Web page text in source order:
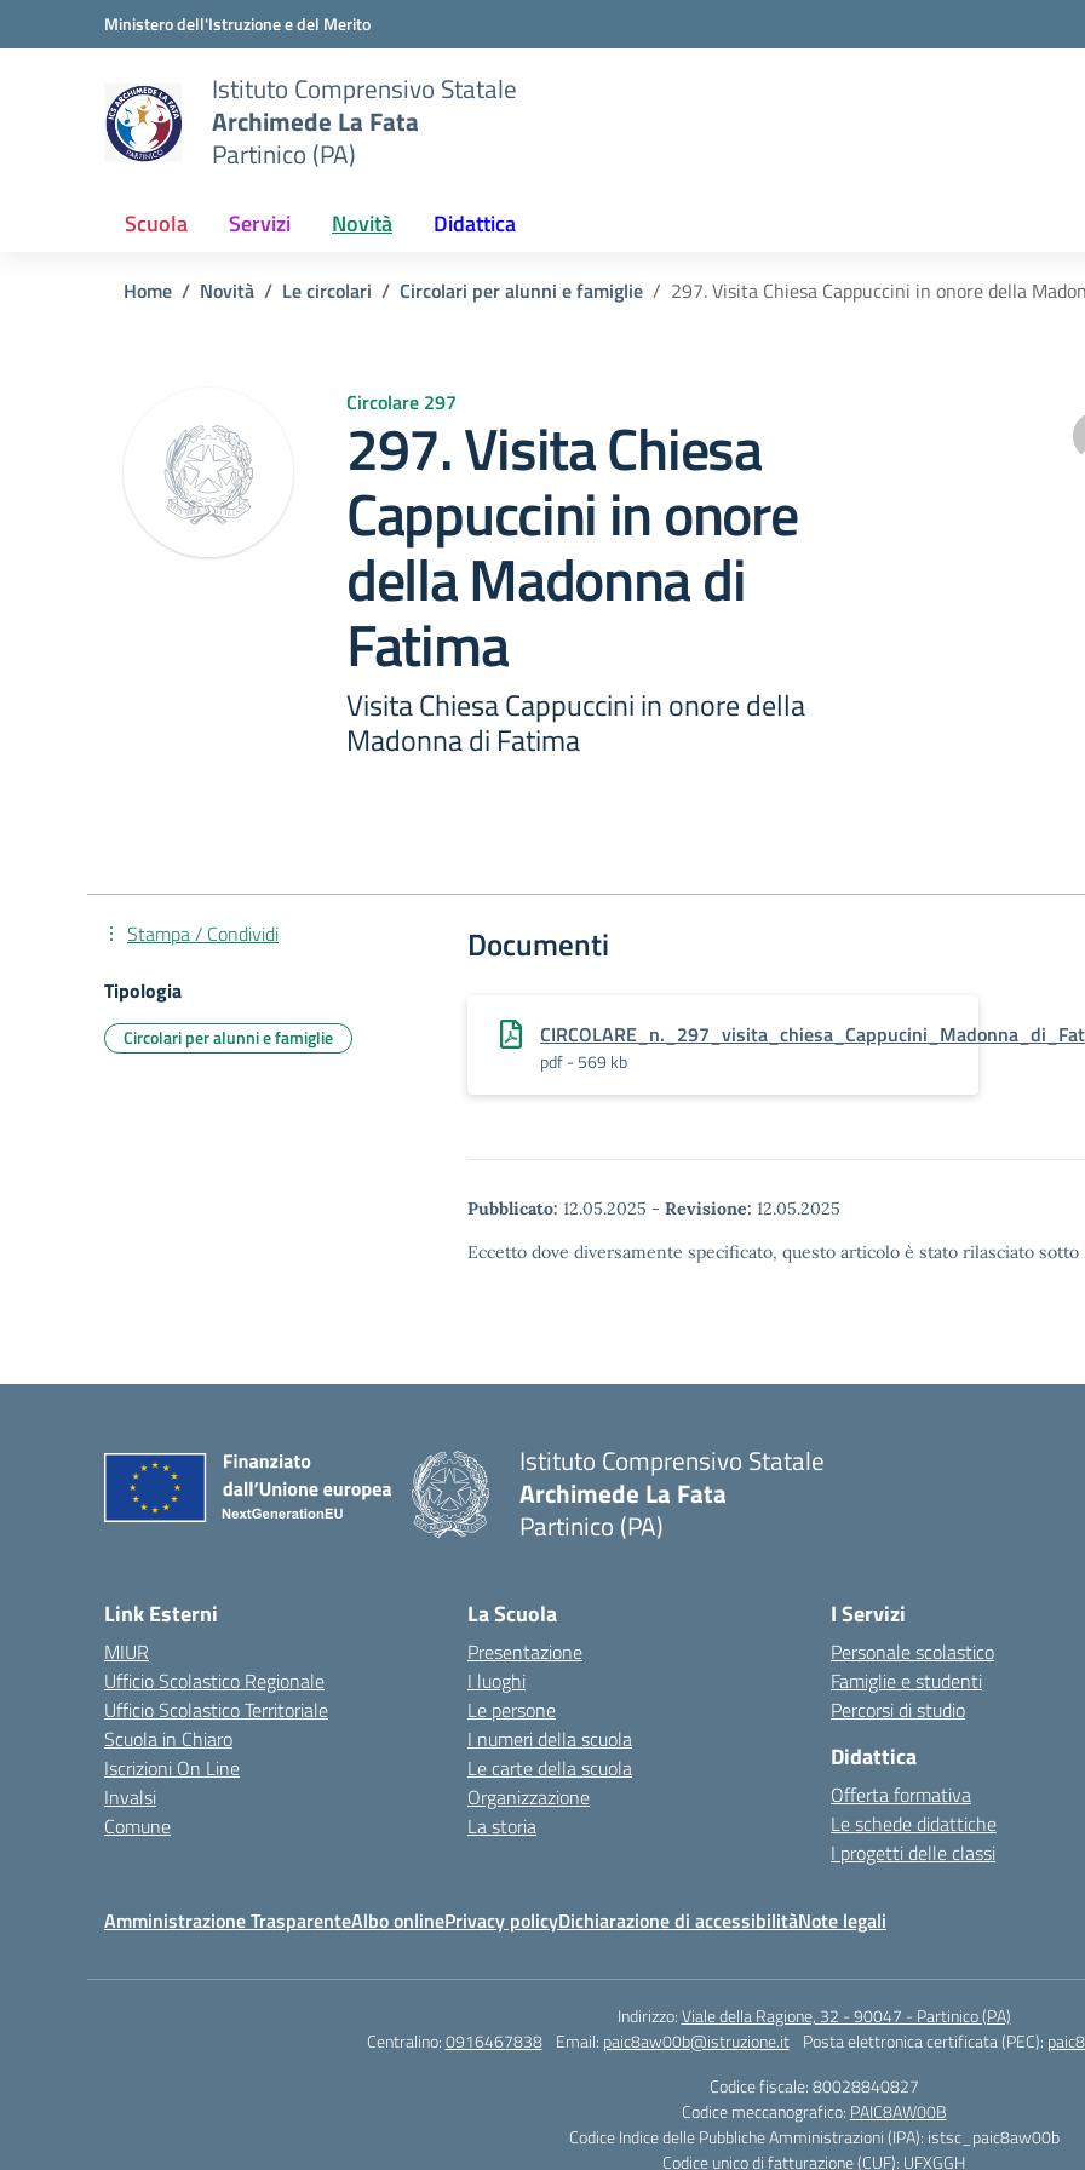
Vai ai contenuti
Vai al menu di navigazioneMinistero dell'Istruzione e del Merito
Istituto Comprensivo Statale
Archimede La Fata
Partinico (PA)
Scuola Servizi Novità Didattica
Home Novità Le circolari Circolari per alunni e famiglie 297. Visita Chiesa Cappuccini in onore della
Circolare 297
297. Visita Chiesa
Cappuccini in onore
della Madonna di
Fatima
Visita Chiesa Cappuccini in onore della
Madonna di Fatima
Documenti
pdf - 569 kb
Pubblicato: 12.05.2025 - Revisione: 12.05.2025
Eccetto dove diversamente specificato, questo articolo è stato rilasciato
Stampa / Condividi
Tipologia
Circolari per alunni e famiglie
Istituto Comprensivo Statale
Archimede La Fata
Partinico (PA)
Link Esterni
MIUR
Ufficio Scolastico Regionale
Ufficio Scolastico Territoriale
Scuola in Chiaro
Iscrizioni On Line
Invalsi
Comune
La Scuola
Presentazione
I luoghi
Le persone
I numeri della scuola
Le carte della scuola
Organizzazione
La storia
I Servizi
Personale scolastico
Famiglie e studenti
Percorsi di studio
Didattica
Offerta formativa
Le schede didattiche
I progetti delle classi
Amministrazione TrasparenteAlbo onlinePrivacy policyDichiarazione di accessibilitàNote legali
Indirizzo:Viale della Ragione, 32 - 90047 - Partinico (PA)
Centralino:0916467838 Email: paic8aw00b@istruzione.it Posta elettronica certificata (PEC):
Codice fiscale: 80028840827
Codice meccanografico: PAIC8AW00B
Codice Indice delle Pubbliche Amministrazioni (IPA): istsc_paic8aw00b
Codice unico di fatturazione (CUF): UFXGGH